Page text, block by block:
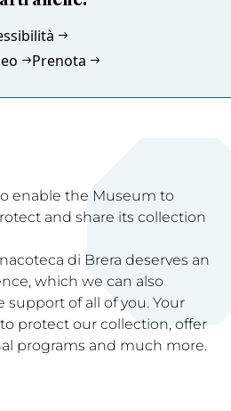
Prenota
enable the Museum to
and share its collection
di Brera deserves an
which we can also
support of all of you. Your
protect our collection, offer
programs and much more.